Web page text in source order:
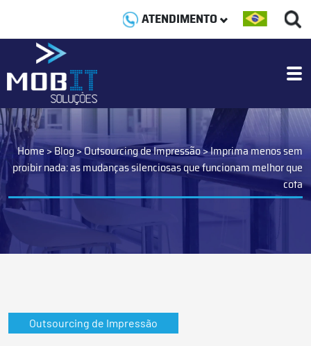
ATENDIMENTO
Home>Blog>Outsourcing de Impressão>Imprima menos sem
proibir nada: as mudanças silenciosas que funcionam melhor que
cota
Outsourcing de Impressão